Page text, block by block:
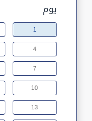
يوم
1
4
7
10
13